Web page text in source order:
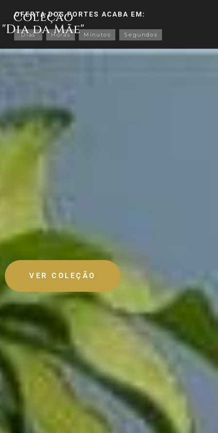
OFERTA DOS PORTES ACABA EM:
Dias Horas Minutos Segundos
Coleção
"Dia da Mãe"
VER COLEÇÃO